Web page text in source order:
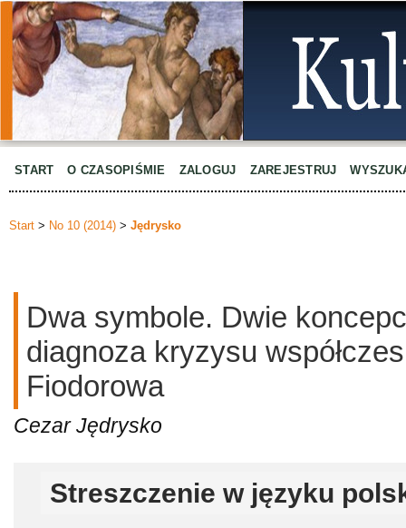
START O CZASOPIŚMIE ZALOGUJ ZAREJESTRUJ
Start > No 10 (2014) > Jędrysko
Dwa symbole. Dwie
diagnoza kryzysu
Fiodorowa
Cezar Jędrysko
Streszczenie w języku